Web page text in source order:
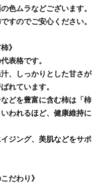
色ムラなどございます。
すのでご安心ください。
》
表格です。
、しっかりとした甘さが
れています。
どを豊富に含む柿は「柿
われるほど、健康維持に
ジング、美肌などをサポ
だわり》